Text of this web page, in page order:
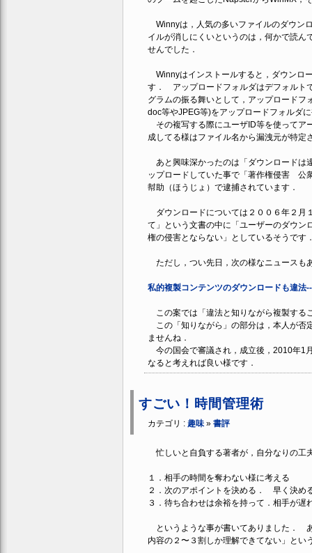
Winnyは，人気の多いファイルのダウン
イルが消しにくいというのは，何かで読
せんでした．
Winnyはインストールすると，ダウンロ
す． アップロードフォルダはデフォルト
グラムの振る舞いとして，アップロード
doc等やJPEG等)をアップロードフォルダ
その複写する際にユーザID等を使ってア
成してる様はファイル名から漏洩元が特定
あと興味深かったのは「ダウンロードは
ップロードしていた事で「著作権侵害 公
幇助（ほうじょ）で逮捕されています．
ダウンロードについては２００６年２月
て」という文書の中に「ユーザーのダウン
権の侵害とならない」としているそうで
ただし，つい先日，次の様なニュースも
私的複製コンテンツのダウンロードも違法
この案では「違法と知りながら複製する
この「知りながら」の部分は，本人が否
ませんね．
今の国会で審議され，成立後，2010年1
なると考えれば良い様です．
すごい！時間管理術
カテゴリ : 趣味» 書評
忙しいと自負する著者が，自分なりの工
１．相手の時間を奪わない様に考える
２．次のアポイントを決める． 早く決め
３．待ち合わせは余裕を持って．相手が遅
というような事が書いてありました．
内容の２〜３割しか理解できてない」とい